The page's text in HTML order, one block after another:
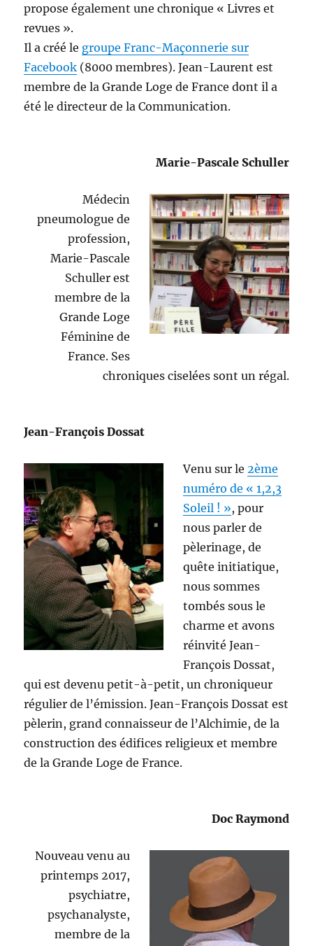
propose également une chronique « Livres et
revues ».
Il a créé le groupe Franc-Maçonnerie sur
Facebook (8000 membres). Jean-Laurent est
membre de la Grande Loge de France dont il a
été le directeur de la Communication.
Marie-Pascale Schuller
Médecin
pneumologue de
profession,
Marie-Pascale
Schuller est
membre de la
Grande Loge
Féminine de
France. Ses
chroniques ciselées sont un régal.
Jean-François Dossat
Venu sur le2ème
numéro de « 1,2,3
Soleil ! », pour
nous parler de
pèlerinage, de
quête initiatique,
nous sommes
tombés sous le
charme et avons
réinvité Jean-
François Dossat,
qui est devenu petit-à-petit, un chroniqueur
régulier de l’émission. Jean-François Dossat est
pèlerin, grand connaisseur de l’Alchimie, de la
construction des édifices religieux et membre
de la Grande Loge de France.
Doc Raymond
Nouveau venu au
printemps 2017,
psychiatre,
psychanalyste,
membre de la